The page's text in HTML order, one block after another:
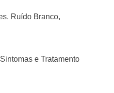
Ruído Branco,
e Tratamento